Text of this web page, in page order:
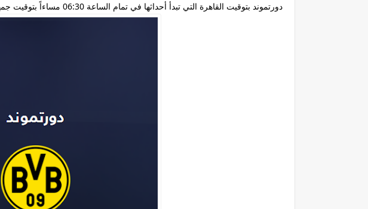
دورتموند بتوقيت القاهرة التي تبدأ أحداثها في تمام الساعة 06:30 مساءاً بتوقيت جمهورية مصر المحلي وتذاع عبر قناة ستارز بلاي StarzPlay HD .